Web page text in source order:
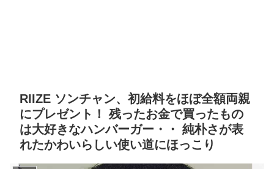
RIIZE ソンチャン、初給料をほぼ全額両親
にプレゼント！ 残ったお金で買ったもの
は大好きなハンバーガー・・ 純朴さが表
れたかわいらしい使い道にほっこり